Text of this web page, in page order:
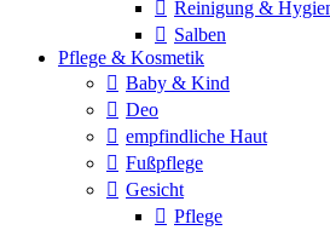
Reinigung &
Salben
Pflege & Kosmetik
Baby & Kind
Deo
empfindliche Haut
Fußpflege
Gesicht
Pflege